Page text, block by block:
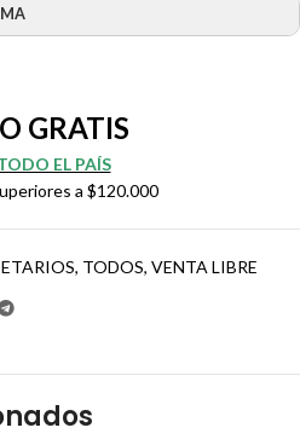
GRATIS
EL PAÍS
a $120.000
, TODOS, VENTA LIBRE